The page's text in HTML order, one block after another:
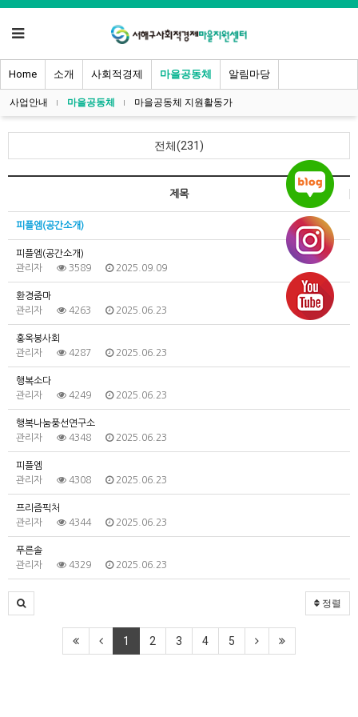
Home 소개 사회적경제 마을공동체 알림마당
사업안내 마을공동체 마을공동체 지원활동가
전체(231)
제목
피플엠(공간소개)
피플엠(공간소개)
관리자
3589 2025.09.09
환경줌마
관리자
4263 2025.06.23
홍옥봉사회
관리자
4287 2025.06.23
행복소다
관리자
4249 2025.06.23
행복나눔풍선연구소
관리자
4348 2025.06.23
피플엠
관리자
4308 2025.06.23
프리즘픽처
관리자
4344 2025.06.23
푸른솔
관리자
4329 2025.06.23
정렬
1 2 3 4 5